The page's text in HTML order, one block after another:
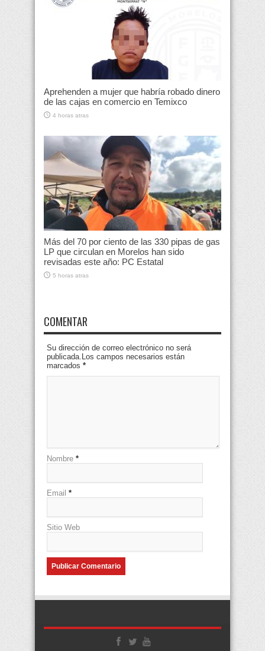
Aprehenden a mujer que habría robado dinero
de las cajas en comercio en Temixco
4 horas atras
Más del 70 por ciento de las 330 pipas de gas
LP que circulan en Morelos han sido
revisadas este año: PC Estatal
5 horas atras
COMENTAR
Su dirección de correo electrónico no será
publicada.Los campos necesarios están
marcados *
Nombre *
Email *
Sitio Web